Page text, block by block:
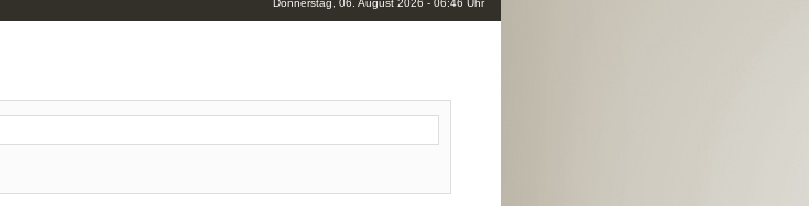
Donnerstag, 06. August 2026 - 06:46 Uhr